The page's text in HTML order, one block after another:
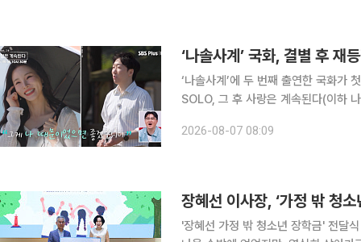
‘나솔사계’ 국화, 결별 후 재
‘나솔사계’에 두 번째 출연한 국화가 첫인상 투표를 휩쓸
SOLO, 그 후 사랑은 계속된다(이하
기심을 자아냈다. ‘사계 민박’을 가
2026-08-07 08:09
'장혜선 가정 밖 청소년 장학금' 전달식